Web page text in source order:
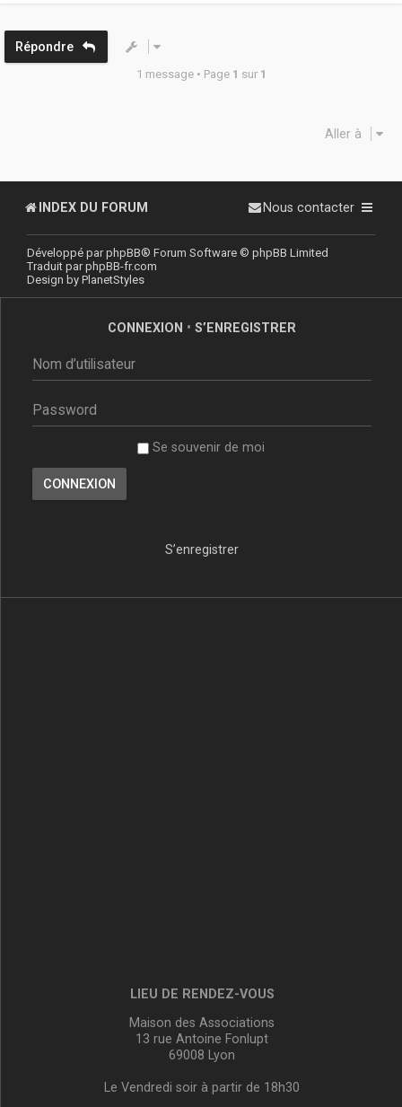
Répondre
1 message • Page 1 sur 1
Aller à
INDEX DU FORUM Nous contacter
Développé parphpBB® Forum Software © phpBB Limited
Traduit parphpBB-fr.com
Design by PlanetStyles
CONNEXION • S’ENREGISTRER
Se souvenir de moi
S’enregistrer
LIEU DE RENDEZ-VOUS
Maison des Associations
13 rue Antoine Fonlupt
69008 Lyon
Le Vendredi soir à partir de 18h30